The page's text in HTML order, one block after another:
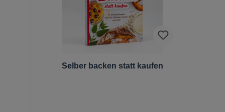
Selber backen statt kaufen